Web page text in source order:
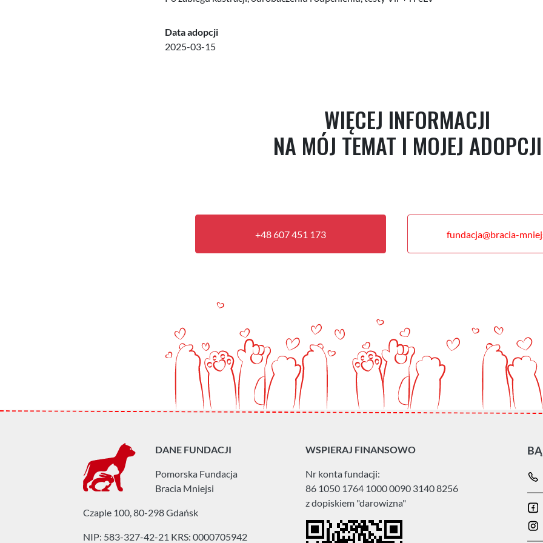
Data adopcji
2025-03-15
WIĘCEJ INFORMACJI
NA MÓJ TEMAT I MOJEJ ADOPCJI
+48 607 451 173 fundacja@bracia-
DANE FUNDACJI
Pomorska Fundacja
Bracia Mniejsi
Czaple 100, 80-298 Gdańsk
NIP: 583-327-42-21 KRS: 0000705942
WSPIERAJ FINANSOWO
Nr konta fundacji:
86 1050 1764 1000 0090 3140 8256
z dopiskiem "darowizna"